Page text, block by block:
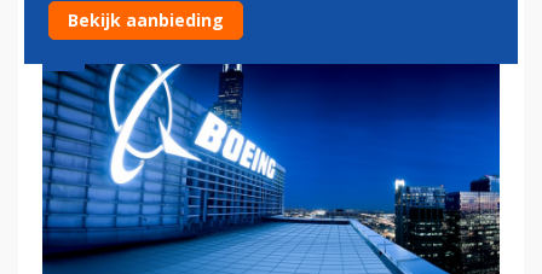
Bekijk aanbieding